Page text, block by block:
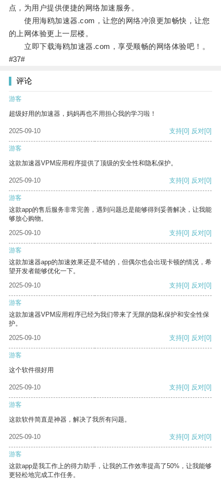
点，为用户提供便捷的网络加速服务。
使用海鸥加速器.com，让您的网络冲浪更加畅快，让您
的上网体验更上一层楼。
立即下载海鸥加速器.com，享受顺畅的网络体验吧！。
#37#
评论
游客
超级好用的加速器，妈妈再也不用担心我的学习啦！
2025-09-10 支持[0] 反对[0]
游客
这款加速器VPM应用程序提供了顶级的安全性和隐私保护。
2025-09-10 支持[0] 反对[0]
游客
这款app的售后服务非常完善，遇到问题总是能够得到妥善解决，让我能
够放心购物。
2025-09-10
支持[0] 反对[0]
游客
这款加速器app的加速效果还是不错的，但偶尔也会出现卡顿的情况，希
望开发者能够优化一下。
2025-09-10
支持[0] 反对[0]
游客
这款加速器VPM应用程序已经为我们带来了无限的隐私保护和安全性保
护。
2025-09-10
支持[0] 反对[0]
游客
这个软件很好用
2025-09-10 支持[0] 反对[0]
游客
这款软件简直是神器，解决了我所有问题。
2025-09-10 支持[0] 反对[0]
游客
这款app是我工作上的得力助手，让我的工作效率提高了50%，让我能够
更轻松地完成工作任务。